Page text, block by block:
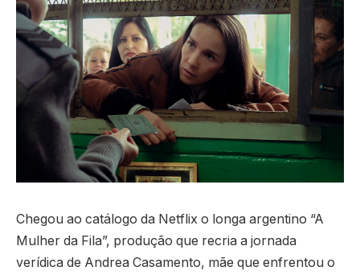
Chegou ao catálogo da Netflix o longa argentino “A
Mulher da Fila”, produção que recria a jornada
verídica de Andrea Casamento, mãe que enfrentou o